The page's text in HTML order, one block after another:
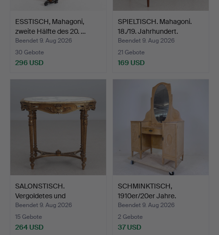
ESSTISCH, Mahagoni,
zweite Hälfte des 20. …
Beendet 9. Aug 2026
30 Gebote
296 USD
SPIELTISCH. Mahagoni.
18./19. Jahrhundert.
Beendet 9. Aug 2026
21 Gebote
169 USD
SALONSTISCH.
Vergoldetes und
bronziertes H…
Beendet 9. Aug 2026
15 Gebote
264 USD
SCHMINKTISCH,
1910er/20er Jahre.
Beendet 9. Aug 2026
2 Gebote
37 USD